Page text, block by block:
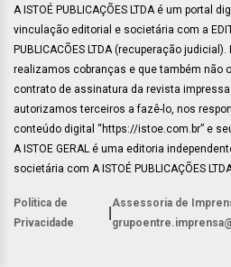
A ISTOÉ PUBLICAÇÕES LTDA é um portal
vinculação editorial e societária com a
PUBLICACÕES LTDA (recuperação
realizamos cobranças e que também não
contrato de assinatura da revista impressa
autorizamos terceiros a fazê-lo, nos
conteúdo digital “https://istoe.com.br” e
A ISTOE GERAL é uma editoria
societária com A ISTOÉ PUBLICAÇÕES
Política de
Privacidade
Assessoria de